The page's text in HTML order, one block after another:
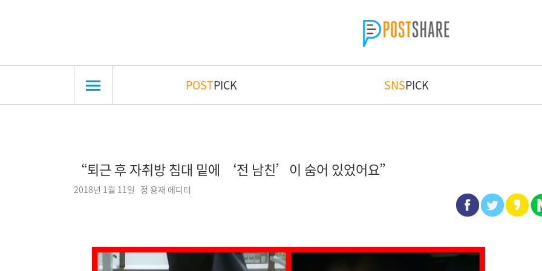
POSTPICK SNSPICK
“퇴근 후 자취방 침대 밑에 ‘전 남친’이 숨어 있었어요”
2018년 1월 11일 정 용재 에디터